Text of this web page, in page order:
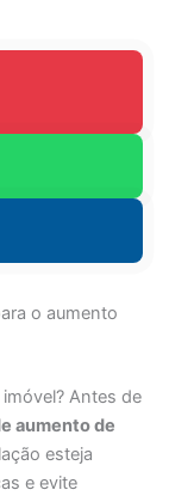
o aumento
Antes de
aumento de
esteja
e evite